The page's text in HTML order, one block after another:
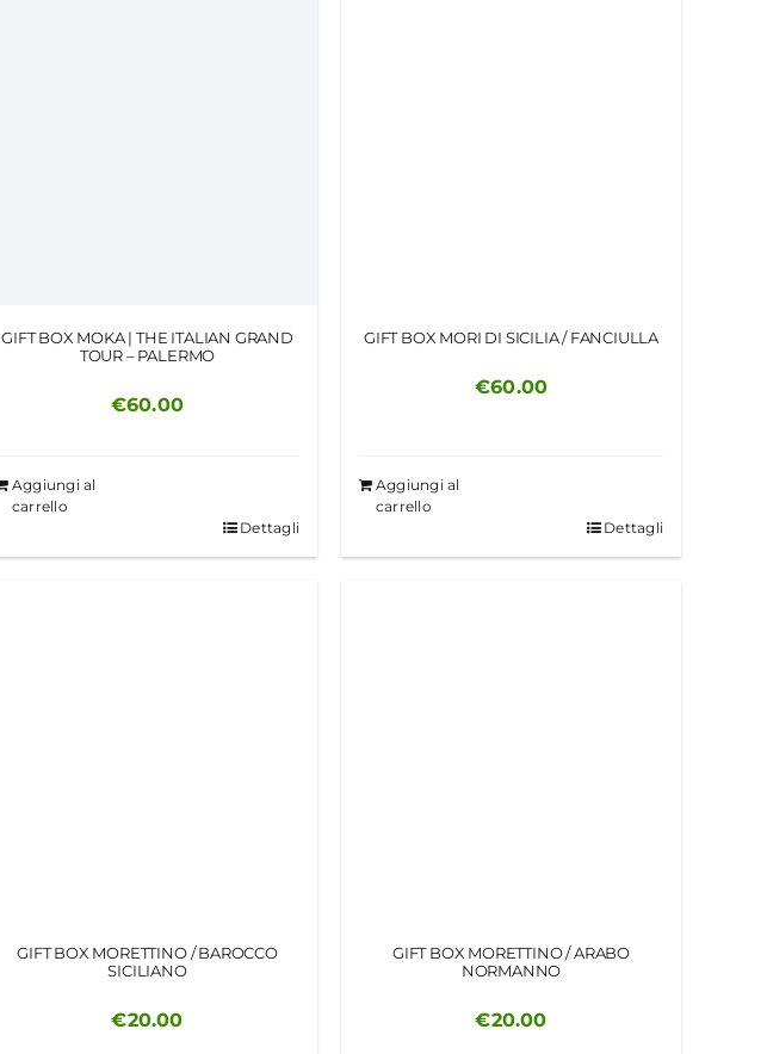
GIFT BOX MOKA | THE ITALIAN GRAND
TOUR – PALERMO
€60.00
Aggiungi al
carrello
Dettagli
GIFT BOX MORI DI SICILIA / FANCIULLA
€60.00
Aggiungi al
carrello
Dettagli
GIFT BOX MORETTINO / BAROCCO
SICILIANO
€20.00
GIFT BOX MORETTINO / ARABO
NORMANNO
€20.00